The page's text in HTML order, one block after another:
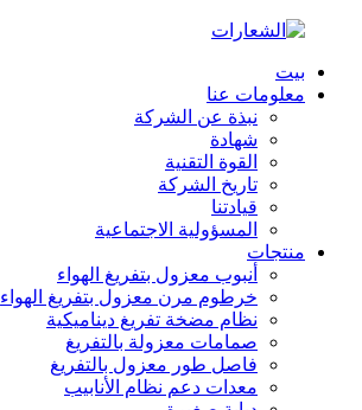
بيت
معلومات عنا
نبذة عن الشركة
شهادة
القوة التقنية
تاريخ الشركة
قيادتنا
المسؤولية الاجتماعية
منتجات
أنبوب معزول بتفريغ الهواء
خرطوم مرن معزول بتفريغ الهواء
نظام مضخة تفريغ ديناميكية
صمامات معزولة بالتفريغ
فاصل طور معزول بالتفريغ
معدات دعم نظام الأنابيب